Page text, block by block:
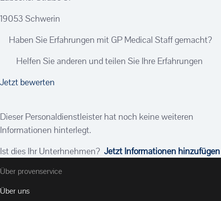
19053 Schwerin
Haben Sie Erfahrungen mit GP Medical Staff gemacht?
Helfen Sie anderen und teilen Sie Ihre Erfahrungen
Jetzt bewerten
Dieser Personaldienstleister hat noch keine weiteren
Informationen hinterlegt.
Ist dies Ihr Unterhnehmen? Jetzt Informationen hinzufügen
Über provenservice
Über uns